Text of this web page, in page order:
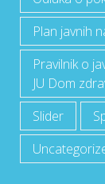
Plan javnih
Pravilnik o
JU Dom
Slider